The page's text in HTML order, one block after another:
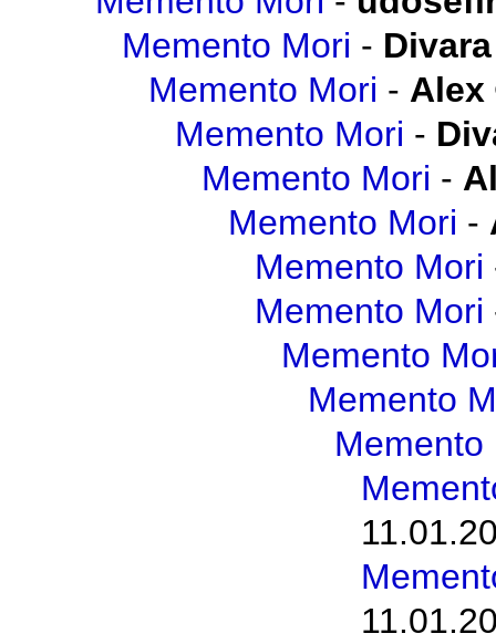
Memento Mori - Divara
Memento Mori - Alex
Memento Mori -
Memento Mori -
Memento Mori -
Memento Mori
Memento Mori
Memento
Memento
Memento